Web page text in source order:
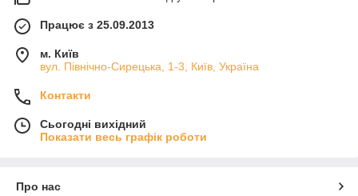
Працює з 25.09.2013
м. Київ
вул. Північно-Сирецька, 1-3, Київ, Україна
Контакти
Сьогодні вихідний
Показати весь графік роботи
Про нас